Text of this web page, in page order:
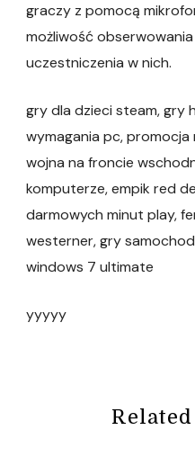
graczy z pomocą
możliwość
uczestniczenia w nich.
gry dla dzieci steam, gry
wymagania pc, promocja
wojna na froncie
komputerze, empik red
darmowych minut play,
westerner, gry
windows 7 ultimate
yyyyy